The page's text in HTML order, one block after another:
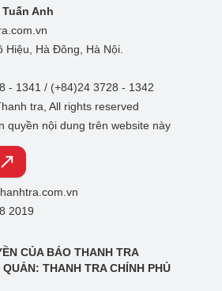
Anh
Hà Đông, Hà Nội.
- 1341 / (+84)24 3728 - 1342
tra, All rights reserved
quyền nội dung trên website này
2019
CỦA BÁO THANH TRA
THANH TRA CHÍNH PHỦ